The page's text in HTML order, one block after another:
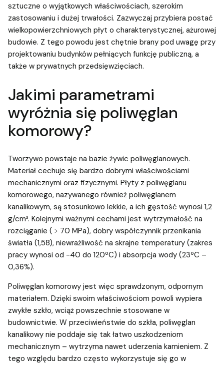
sztuczne o wyjątkowych właściwościach, szerokim
zastosowaniu i dużej trwałości. Zazwyczaj przybiera postać
wielkopowierzchniowych płyt o charakterystycznej, ażurowej
budowie. Z tego powodu jest chętnie brany pod uwagę przy
projektowaniu budynków pełniących funkcję publiczną, a
także w prywatnych przedsięwzięciach.
Jakimi parametrami
wyróżnia się poliwęglan
komorowy?
Tworzywo powstaje na bazie żywic poliwęglanowych.
Materiał cechuje się bardzo dobrymi właściwościami
mechanicznymi oraz fizycznymi. Płyty z poliwęglanu
komorowego, nazywanego również poliwęglanem
kanalikowym, są stosunkowo lekkie, a ich gęstość wynosi 1,2
g/cm³. Kolejnymi ważnymi cechami jest wytrzymałość na
rozciąganie (﹥70 MPa), dobry współczynnik przenikania
światła (1,58), niewrażliwość na skrajne temperatury (zakres
pracy wynosi od -40 do 120ºC) i absorpcja wody (23ºC –
0,36%).
Poliwęglan komorowy jest więc sprawdzonym, odpornym
materiałem. Dzięki swoim właściwościom powoli wypiera
zwykłe szkło, wciąż powszechnie stosowane w
budownictwie. W przeciwieństwie do szkła, poliwęglan
kanalikowy nie poddaje się tak łatwo uszkodzeniom
mechanicznym – wytrzyma nawet uderzenia kamieniem. Z
tego względu bardzo często wykorzystuje się go w